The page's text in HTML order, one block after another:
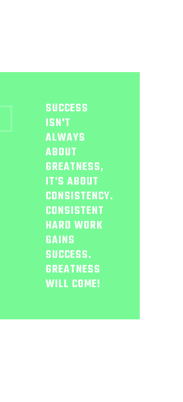
SUCCESS
ISN'T
ALWAYS
ABOUT
GREATNESS,
IT'S ABOUT
CONSISTENCY.
CONSISTENT
HARD WORK
GAINS
SUCCESS.
GREATNESS
WILL COME!